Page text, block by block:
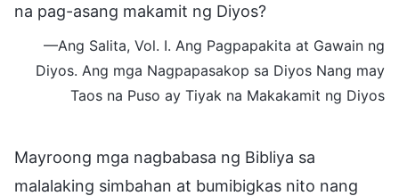
na pag-asang makamit ng Diyos?
—Ang Salita, Vol. I. Ang Pagpapakita at Gawain ng
Diyos. Ang mga Nagpapasakop sa Diyos Nang may
Taos na Puso ay Tiyak na Makakamit ng Diyos
Mayroong mga nagbabasa ng Bibliya sa
malalaking simbahan at bumibigkas nito nang